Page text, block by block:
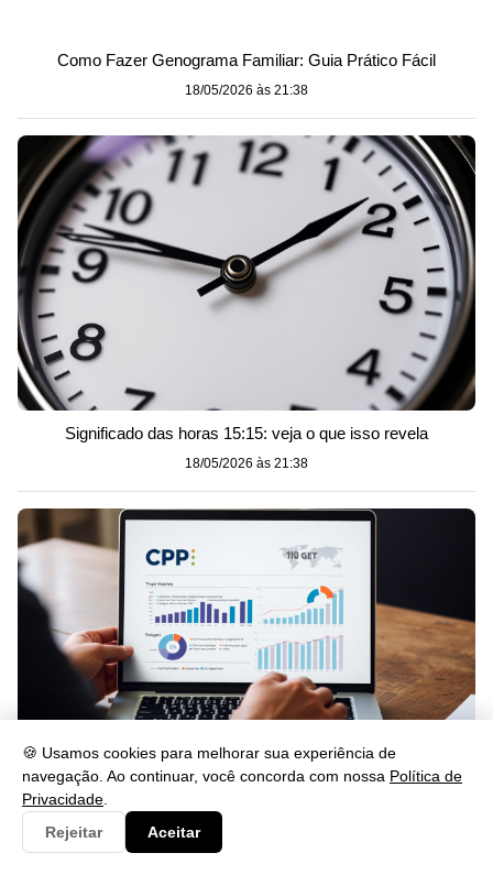
🍪 Usamos cookies para melhorar sua experiência de
navegação. Ao continuar, você concorda com nossa Política de
Privacidade
Rejeitar
Aceitar
Como Fazer Genograma Familiar: Guia Prático Fácil
18/05/2026 às 21:38
Significado das horas 15:15: veja o que isso revela
18/05/2026 às 21:38
Como Saber Quem Consultou Meu CPF Grátis em 2026
18/05/2026 às 21:37